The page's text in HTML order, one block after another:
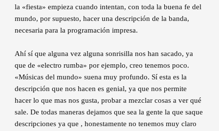
la «fiesta» empieza cuando intentan, con toda la buena fe del
mundo, por supuesto, hacer una descripción de la banda,
necesaria para la programación impresa.
Ahí sí que alguna vez alguna sonrisilla nos han sacado, ya
que de «electro rumba» por ejemplo, creo tenemos poco.
«Músicas del mundo» suena muy profundo. Sí esta es la
descripción que nos hacen es genial, ya que nos permite
hacer lo que mas nos gusta, probar a mezclar cosas a ver qué
sale. De todas maneras dejamos que sea la gente la que saque
descripciones ya que , honestamente no tenemos muy claro